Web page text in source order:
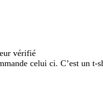
vérifié
celui ci. C’est un